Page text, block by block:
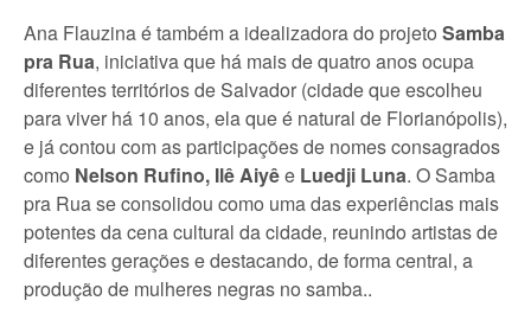
Ana Flauzina é também a idealizadora do projeto Samba
pra Rua, iniciativa que há mais de quatro anos ocupa
diferentes territórios de Salvador (cidade que escolheu
para viver há 10 anos, ela que é natural de Florianópolis),
e já contou com as participações de nomes consagrados
como Nelson Rufino, Ilê Aiyêe Luedji Luna. O Samba
pra Rua se consolidou como uma das experiências mais
potentes da cena cultural da cidade, reunindo artistas de
diferentes gerações e destacando, de forma central, a
produção de mulheres negras no samba..